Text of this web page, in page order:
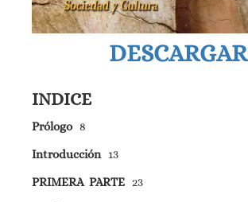
DESCARGAR
INDICE
Prólogo 8
Introducción 13
PRIMERA PARTE 23